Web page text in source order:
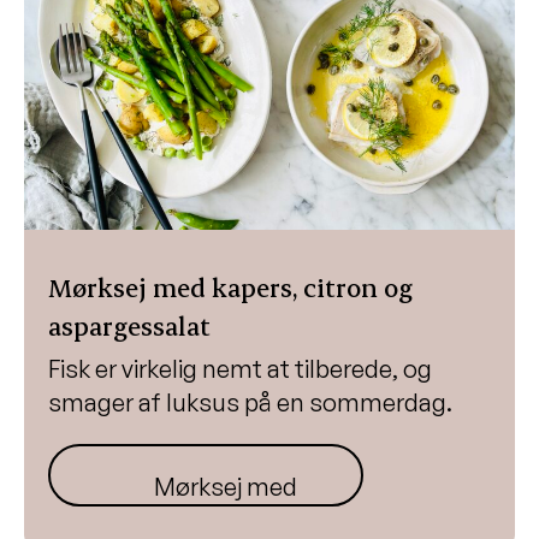
Kyllingesalat med svampe og sprød
grønkål
Hjemmelavede myslibar
Mørksej med kapers, citron og
aspargessalat
Fyldig frokostbowl
Bærkage med guf
Gulerodssuppe med æbler
Shakshuka med æg, bønner og fetaost
Vegetarisk bolognese
Sommerpasta med flødesauce og
grønt
Mørksej med kapers, citron og
aspargessalat
Fisk er virkelig nemt at tilberede, og
smager af luksus på en sommerdag.
Mørksej med tilbehør